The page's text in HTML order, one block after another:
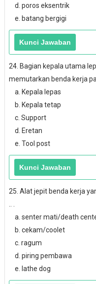
d. poros eksentrik
e. batang bergigi
24. Bagian kepala utama
memutarkan benda kerja
a. Kepala lepas
b. Kepala tetap
c. Support
d. Eretan
e. Tool post
25. Alat jepit benda kerja
a. senter mati/death
b. cekam/coolet
c. ragum
d. piring pembawa
e. lathe dog